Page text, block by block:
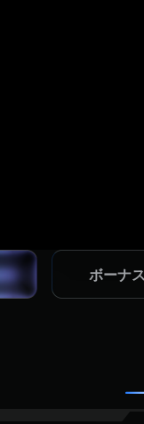
ボーナスイ
ボーナス